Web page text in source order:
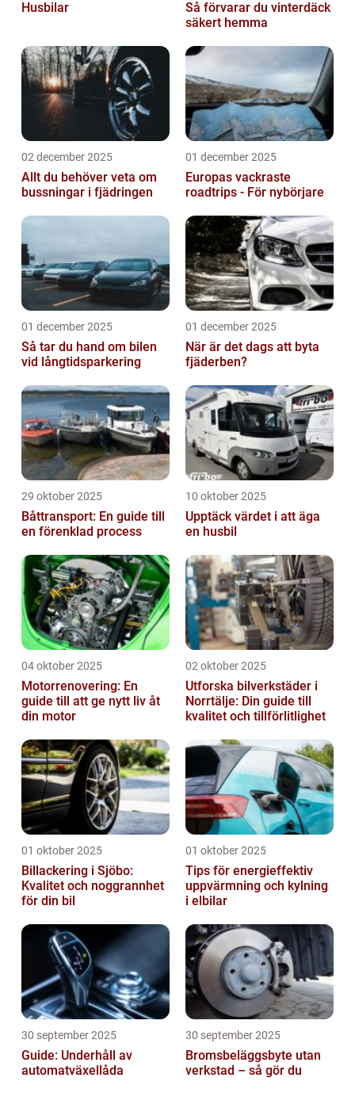
Husbilar
Så förvarar du vinterdäck
säkert hemma
02 december 2025
Allt du behöver veta om
bussningar i fjädringen
01 december 2025
Europas vackraste
roadtrips - För nybörjare
01 december 2025
Så tar du hand om bilen
vid långtidsparkering
01 december 2025
När är det dags att byta
fjäderben?
29 oktober 2025
Båttransport: En guide till
en förenklad process
10 oktober 2025
Upptäck värdet i att äga
en husbil
04 oktober 2025
Motorrenovering: En
guide till att ge nytt liv åt
din motor
02 oktober 2025
Utforska bilverkstäder i
Norrtälje: Din guide till
kvalitet och tillförlitlighet
01 oktober 2025
Billackering i Sjöbo:
Kvalitet och noggrannhet
för din bil
01 oktober 2025
Tips för energieffektiv
uppvärmning och kylning
i elbilar
30 september 2025
Guide: Underhåll av
automatväxellåda
30 september 2025
Bromsbeläggsbyte utan
verkstad – så gör du